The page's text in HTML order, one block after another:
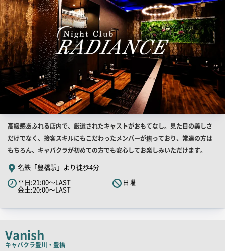
店
舗
PR
キ
ャ
ッ
コ
ー
高級感あふれる店内で、厳選されたキャストがおもてなし。見た目の美しさ
だけでなく、接客スキルにもこだわったメンバーが揃っており、常連の方は
もちろん、キャバクラが初めての方でも安心してお楽しみいただけます。
名鉄「豊橋駅」より徒歩4分
平日:21:00～LAST
金土:20:00～LAST
日曜
Vanish
キャバクラ豊川・豊橋